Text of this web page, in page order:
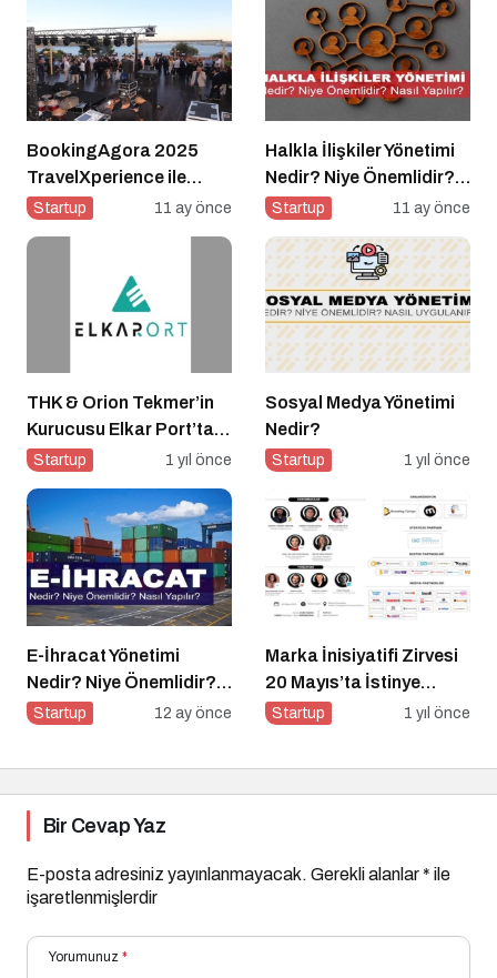
BookingAgora 2025
TravelXperience ile
seyahat sektörü Six
Startup 11 ay önce
Halkla İlişkiler Yönetimi
Nedir? Niye Önemlidir?
Halkla İlişkiler Yönetimi
Startup 11 ay önce
THK & Orion Tekmer’in
Kurucusu Elkar Port’tan
Savunma Sanayii
Electronics’e Stratejik
Yatırım
Startup 1 yıl önce
Sosyal Medya Yönetimi
Nedir?
Startup 1 yıl önce
E-İhracat Yönetimi
Nedir? Niye Önemlidir?
Nasıl Yapılır?
Startup 12 ay önce
Marka İnisiyatifi Zirvesi
20 Mayıs’ta İstinye
Üniversitesi’nde!
Startup 1 yıl önce
Bir Cevap Yaz
E-posta adresiniz yayınlanmayacak. Gerekli alanlar* ile
işaretlenmişlerdir
Yorumunuz *